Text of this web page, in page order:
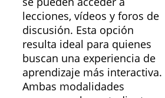
lecciones, vídeos y foros de
discusión. Esta opción
resulta ideal para quienes
buscan una experiencia de
aprendizaje más interactiva.
Ambas modalidades